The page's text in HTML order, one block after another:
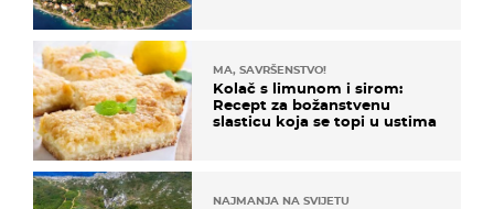
MA, SAVRŠENSTVO!
Kolač s limunom i sirom:
Recept za božanstvenu
slasticu koja se topi u ustima
NAJMANJA NA SVIJETU